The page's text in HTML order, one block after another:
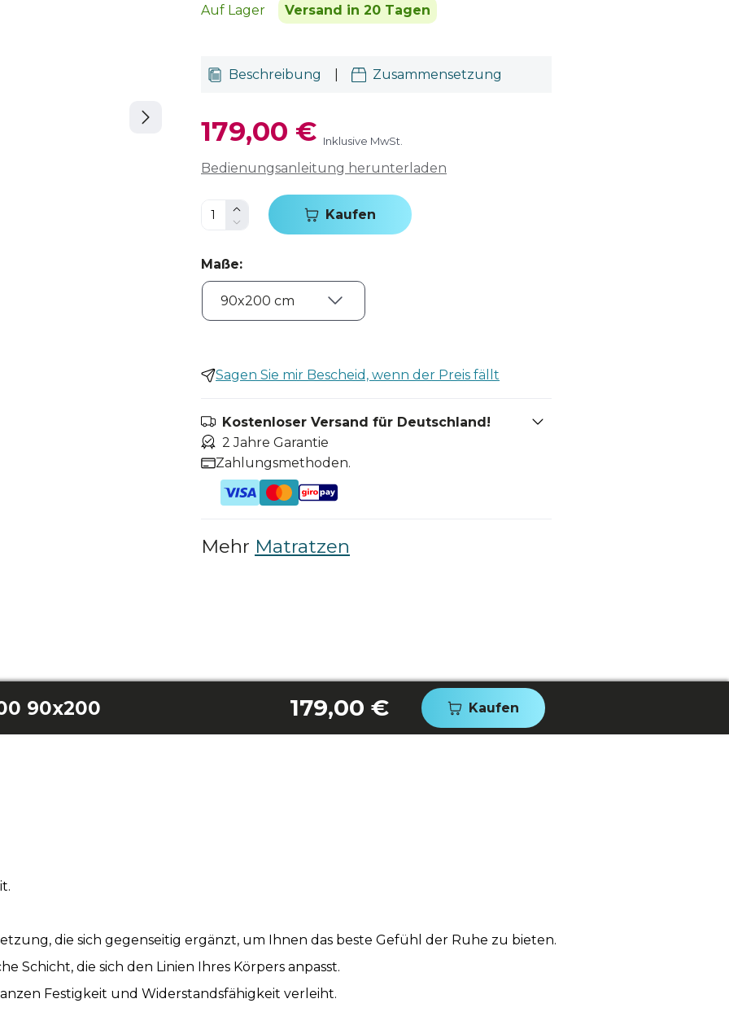
Auf Lager Versand in 20 Tagen
Beschreibung Zusammensetzung
179,00 € Inklusive MwSt.
Bedienungsanleitung herunterladen
Kaufen
Maße:
Sagen Sie mir Bescheid, wenn der Preis fällt
Kostenloser Versand für Deutschland!
2 Jahre Garantie
Zahlungsmethoden.
Mehr Matratzen
90x200 179,00 € Kaufen
die sich gegenseitig ergänzt, um Ihnen das beste Gefühl der Ruhe zu bieten.
Schicht, die sich den Linien Ihres Körpers anpasst.
Festigkeit und Widerstandsfähigkeit verleiht.